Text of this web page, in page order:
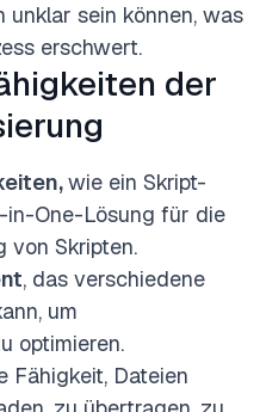
unklar sein können, was
erschwert.
der
wie ein Skript-
in-One-Lösung für die
von Skripten.
, das verschiedene
um
optimieren.
Fähigkeit, Dateien